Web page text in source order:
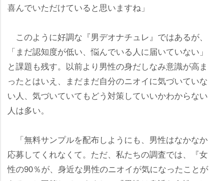
喜んでいただけていると思いますね」
このように好調な『男デオナチュレ』ではあるが、
「まだ認知度が低い、悩んでいる人に届いていない」
と課題も残す。以前より男性の身だしなみ意識が高ま
ったとはいえ、まだまだ自分のニオイに気づいていな
い人、気づいていてもどう対策していいかわからない
人は多い。
「無料サンプルを配布しようにも、男性はなかなか
応募してくれなくて。ただ、私たちの調査では、『女
性の90％が、身近な男性のニオイが気になったことが